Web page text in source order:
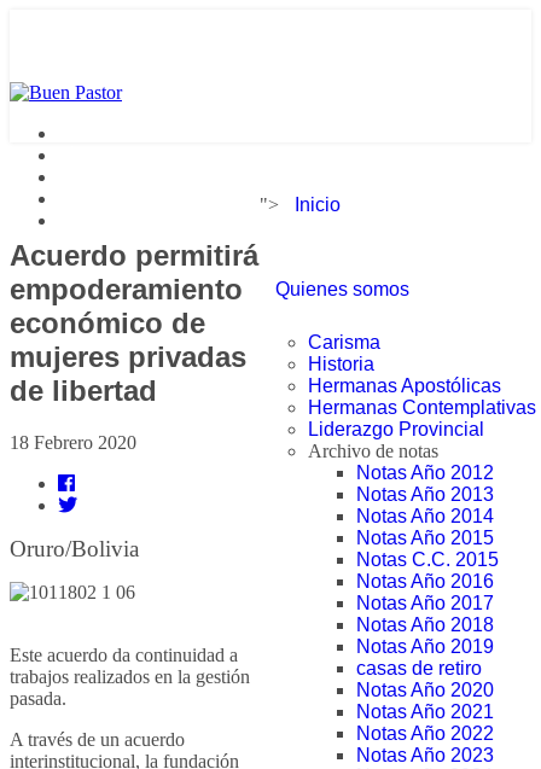
"> Inicio
Quienes somos
Carisma
Historia
Hermanas Apostólicas
Hermanas Contemplativas
Liderazgo Provincial
Archivo de notas
Notas Año 2012
Notas Año 2013
Notas Año 2014
Notas Año 2015
Notas C.C. 2015
Notas Año 2016
Notas Año 2017
Notas Año 2018
Notas Año 2019
casas de retiro
Notas Año 2020
Notas Año 2021
Notas Año 2022
Notas Año 2023
Acuerdo permitirá
empoderamiento
económico de
mujeres privadas
de libertad
18 Febrero 2020
Oruro/Bolivia
Este acuerdo da continuidad a
trabajos realizados en la gestión
pasada.
A través de un acuerdo
interinstitucional, la fundación